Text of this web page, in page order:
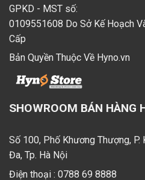
GPKD - MST số:
0109551608 Do Sở Kế Hoạch
Cấp
Bản Quyền Thuộc Về Hyno.vn
SHOWROOM BÁN HÀNG
Số 100, Phố Khương Thượng,
Đa, Tp. Hà Nội
Điện thoại : 0788 69 8888